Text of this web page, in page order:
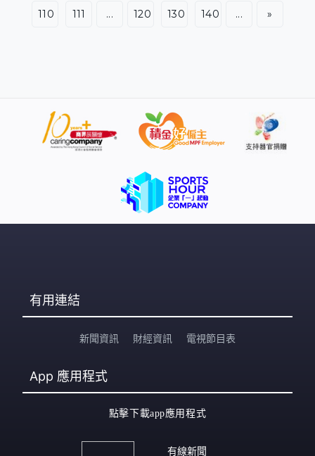
方有利，雙方達成協議前美軍會繼續實施海上封鎖，伊朗
110 111 ... 120 130 140 ... »
有用連結
新聞資訊 財經資訊 電視節目表
App 應用程式
點擊下載app應用程式
有線新聞